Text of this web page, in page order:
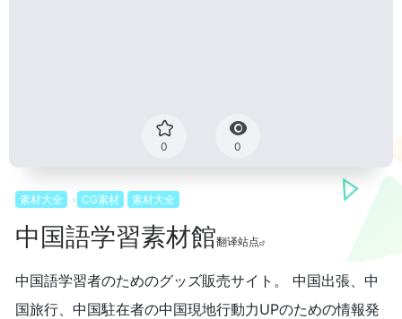
0 0
素材大全 CG素材 素材大全
中国語学習素材館翻译站点
中国語学習者のためのグッズ販売サイト。 中国出張、中
国旅行、中国駐在者の中国現地行動力UPのための情報発